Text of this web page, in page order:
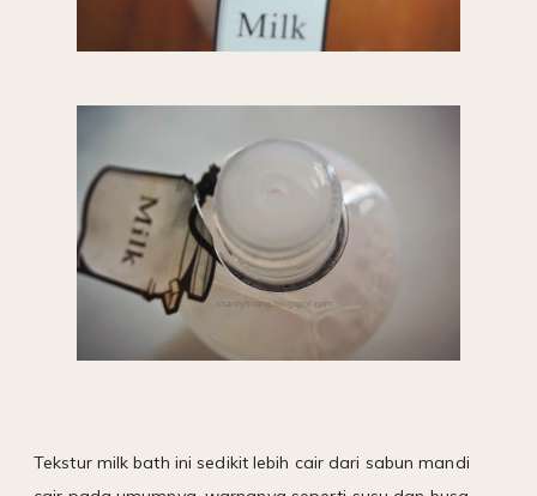
Tekstur milk bath ini sedikit lebih cair dari sabun mandi